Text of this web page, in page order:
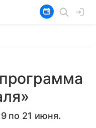
по 21 июня.